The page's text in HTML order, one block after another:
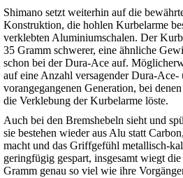
Shimano setzt weiterhin auf die
Konstruktion, die hohlen Kurbelarme
verklebten Aluminiumschalen. Der
35 Gramm schwerer, eine ähnliche
schon bei der Dura-Ace auf.
auf eine Anzahl versagender Dura-
vorangegangenen Generation, bei
die Verklebung der Kurbelarme löste.
Auch bei den Bremshebeln sieht und
sie bestehen wieder aus Alu statt
macht und das Griffgefühl metallisch-
geringfügig gespart, insgesamt wiegt
Gramm genau so viel wie ihre